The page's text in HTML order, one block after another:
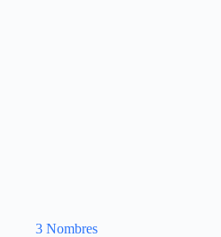
3 Nombres